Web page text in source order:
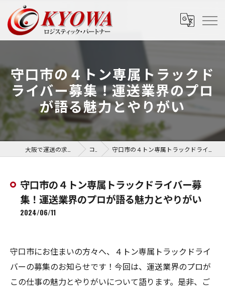
守口市の４トン専属トラックド
ライバー募集！運送業界のプロ
が語る魅力とやりがい
コラム 守口市の４トン専属トラックドライバー募集！運送業界のプロが語る魅力とやりがい
守口市の４トン専属トラックドライバー募
集！運送業界のプロが語る魅力とやりがい
2024/06/11
守口市にお住まいの方々へ、４トン専属トラックドライ
バーの募集のお知らせです！今回は、運送業界のプロが
この仕事の魅力とやりがいについて語ります。是非、ご